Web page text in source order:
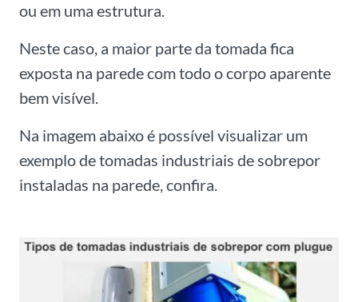
ou em uma estrutura.
Neste caso, a maior parte da tomada fica
exposta na parede com todo o corpo aparente
bem visível.
Na imagem abaixo é possível visualizar um
exemplo de tomadas industriais de sobrepor
instaladas na parede, confira.